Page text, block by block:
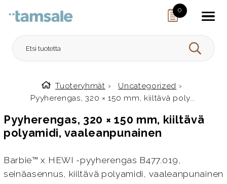
0
HAE
Etusivulle
Tuoteryhmät › Uncategorized ›
Pyyherengas, 320 × 150 mm, kiiltävä poly...
Pyyherengas, 320 × 150 mm, kiiltävä
polyamidi, vaaleanpunainen
Barbie™ x HEWI -pyyherengas B477.019,
seinäasennus, kiiltävä polyamidi, vaaleanpunainen